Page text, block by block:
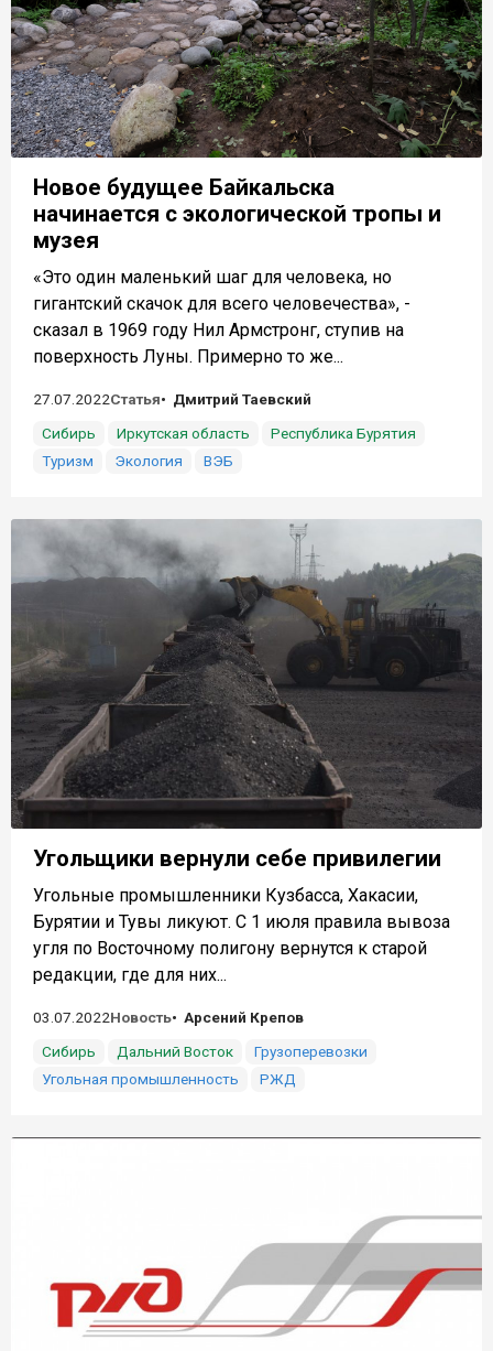
Новое будущее Байкальска
начинается с экологической тропы и
музея
«Это один маленький шаг для человека, но
гигантский скачок для всего человечества», -
сказал в 1969 году Нил Армстронг, ступив на
поверхность Луны. Примерно то же...
27.07.2022Статья
Дмитрий Таевский
Сибирь
Иркутская область
Республика Бурятия
Туризм
Экология ВЭБ
Угольщики вернули себе привилегии
Угольные промышленники Кузбасса, Хакасии,
Бурятии и Тувы ликуют. С 1 июля правила вывоза
угля по Восточному полигону вернутся к старой
редакции, где для них...
03.07.2022Новость
Арсений Крепов
Сибирь
Дальний Восток
Грузоперевозки
Угольная промышленность
РЖД